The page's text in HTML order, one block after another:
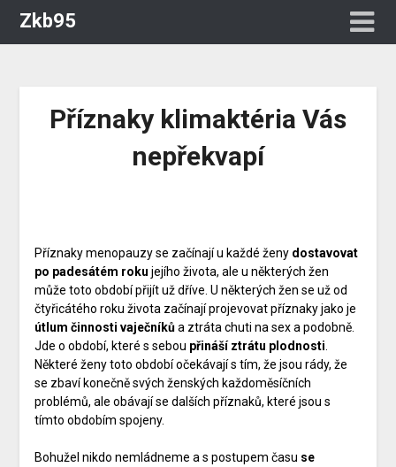
Zkb95
Příznaky klimaktéria Vás
nepřekvapí
Příznaky menopauzyse začínají u každé ženy dostavovat
po padesátém roku jejího života, ale u některých žen
může toto období přijít už dříve. U některých žen se už od
čtyřicátého roku života začínají projevovat příznaky jako je
útlum činnosti vaječníkůa ztráta chuti na sex a podobně.
Jde o období, které s sebou přináší ztrátu plodnosti
Některé ženy toto období očekávají s tím, že jsou rády, že
se zbaví konečně svých ženských každoměsíčních
problémů, ale obávají se dalších příznaků, které jsou s
tímto obdobím spojeny.
Bohužel nikdo nemládneme a s postupem času se